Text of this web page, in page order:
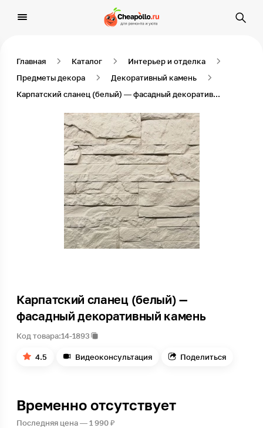
Главная Каталог
Интерьер и отделка
Предметы декора
Декоративный камень
Карпатский сланец (белый) — фасадный декоративный камень
Карпатский сланец (белый) —
фасадный декоративный камень
Код товара:14-1893
4.5 Видеоконсультация Поделиться
Временно отсутствует
Последняя цена — 1 990 ₽